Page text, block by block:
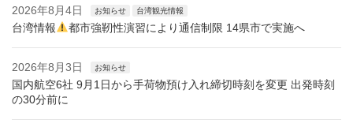
2026年8月4日 お知らせ 台湾観光情報
台湾情報 都市強靭性演習により通信制限 14県市で実施へ
2026年8月3日 お知らせ
国内航空6社 9月1日から手荷物預け入れ締切時刻を変更 出発時刻
の30分前に